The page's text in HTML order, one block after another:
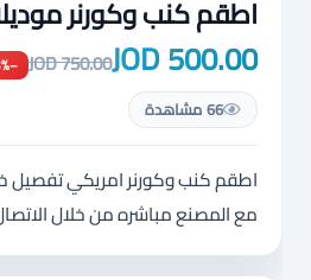
اطقم كنب وكورنر
500.00 JOD
750.00 JOD
−33%
66 مشاهدة
مع المصنع مباشره من خلال الاتصال او